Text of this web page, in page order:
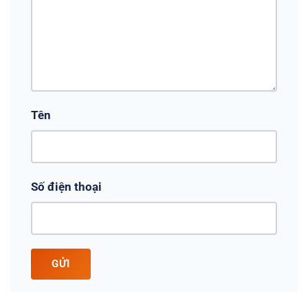
Tên
Số điện thoại
GỬI